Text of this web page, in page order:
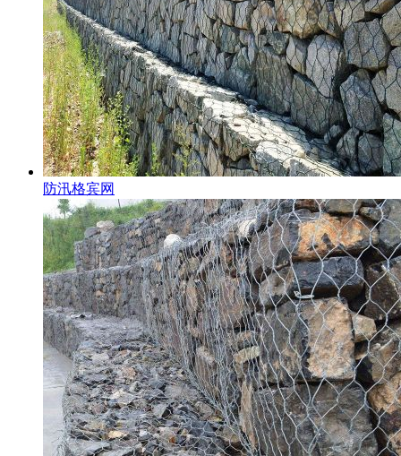
防汛格宾网